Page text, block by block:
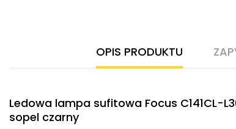
OPIS PRODUKTU
Ledowa lampa sufitowa Focus C141CL-
sopel czarny